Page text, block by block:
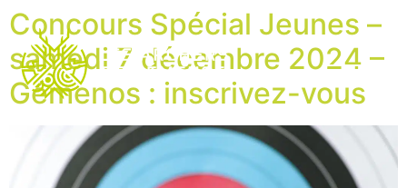
Concours Spécial Jeunes –
samedi 7 décembre 2024 –
Gémenos : inscrivez-vous